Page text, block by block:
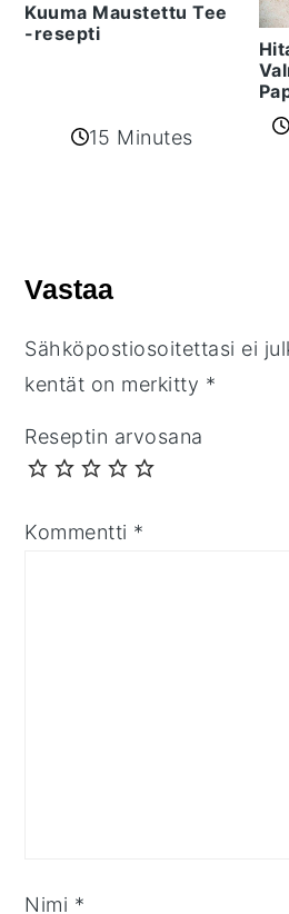
Kuuma Maustettu Tee
-resepti
15 Minutes
Interactions
Vastaa
Sähköpostiosoitettasi ei
kentät on merkitty *
Reseptin arvosana
Kommentti *
Nimi *